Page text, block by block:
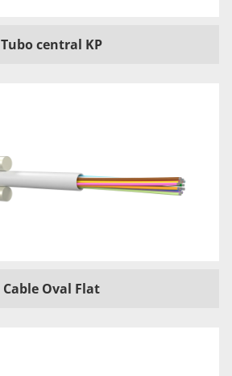
Tubo central KP
Cable Oval Flat